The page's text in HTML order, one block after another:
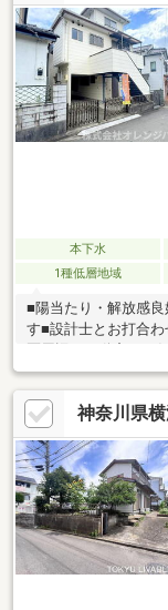
本下水
1種低層地域
■陽当たり・解放感
す■設計士とお打合
密着を合言葉に営業
しておりますので、
います。 色々廻っ
くても平気かなぁ。
う。。。 まずはお気
丁寧にご説明させて
ンジハウスまで◆
神奈川県